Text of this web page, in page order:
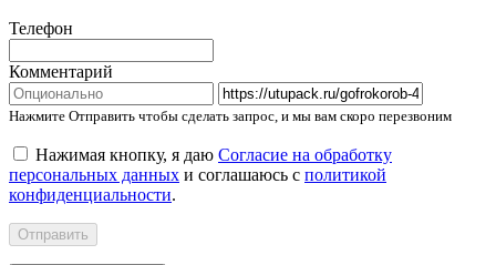
Телефон
Комментарий
Нажмите Отправить чтобы сделать запрос, и мы вам скоро перезвоним
Нажимая кнопку, я даю Согласие на обработку
персональных данных и соглашаюсь с политикой
конфиденциальности.
Отправить